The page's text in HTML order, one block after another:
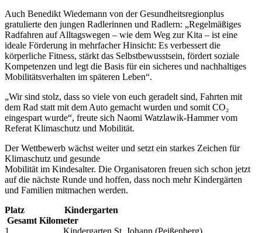
Auch Benedikt Wiedemann von der Gesundheitsregionplus
gratulierte den jungen Radlerinnen und Radlern: „Regelmäßiges
Radfahren auf Alltagswegen – wie dem Weg zur Kita – ist eine
ideale Förderung in mehrfacher Hinsicht: Es verbessert die
körperliche Fitness, stärkt das Selbstbewusstsein, fördert soziale
Kompetenzen und legt die Basis für ein sicheres und nachhaltiges
Mobilitätsverhalten im späteren Leben“.
„Wir sind stolz, dass so viele von euch geradelt sind, Fahrten mit
dem Rad statt mit dem Auto gemacht wurden und somit CO₂
eingespart wurde“, freute sich Naomi Watzlawik-Hammer vom
Referat Klimaschutz und Mobilität.
Der Wettbewerb wächst weiter und setzt ein starkes Zeichen für
Klimaschutz und gesunde
Mobilität im Kindesalter. Die Organisatoren freuen sich schon jetzt
auf die nächste Runde und hoffen, dass noch mehr Kindergärten
und Familien mitmachen werden.
Platz
Kindergarten
Gesamt Kilometer
1 Kindergarten St. Johann (Peißenberg)